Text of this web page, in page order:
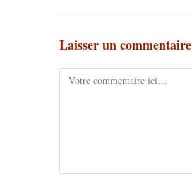
Laisser un commentaire